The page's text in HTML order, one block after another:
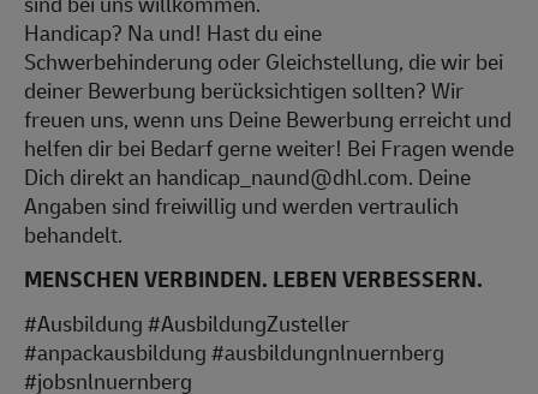
Handicap? Na und! Hast du eine
Schwerbehinderung oder Gleichstellung, die wir bei
deiner Bewerbung berücksichtigen sollten? Wir
freuen uns, wenn uns Deine Bewerbung erreicht und
helfen dir bei Bedarf gerne weiter! Bei Fragen wende
Dich direkt an handicap_naund@dhl.com. Deine
Angaben sind freiwillig und werden vertraulich
behandelt.
MENSCHEN VERBINDEN. LEBEN VERBESSERN.
#Ausbildung #AusbildungZusteller
#anpackausbildung #ausbildungnlnuernberg
#jobsnlnuernberg